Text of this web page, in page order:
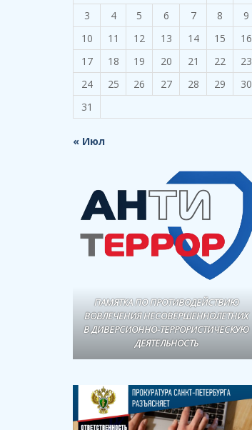
3
4 5 6 7 8
9
10
11 12 13 14 15
16
17
18 19 20 21 22
23
24
25 26 27 28 29
30
31
« Июл
ПАМЯТКА ПО ПРОТИВОДЕЙСТВИЮ
ВОВЛЕЧЕНИЯ НЕСОВЕРШЕННОЛЕТНИХ
В ДИВЕРСИОННО-ТЕРРОРИСТИЧЕСКУЮ
ДЕЯТЕЛЬНОСТЬ